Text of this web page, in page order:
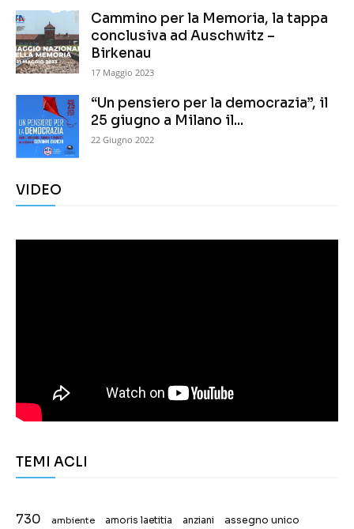
Cammino per la Memoria, la tappa
conclusiva ad Auschwitz –
Birkenau
17 Maggio 2023
“Un pensiero per la democrazia”, il
25 giugno a Milano il...
22 Giugno 2022
VIDEO
TEMI ACLI
730 ambiente amoris laetitia anziani assegno unico